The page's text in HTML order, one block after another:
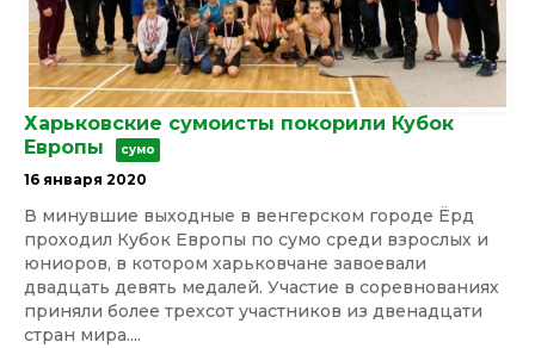
Харьковские сумоисты покорили Кубок
Европы
сумо
16 января 2020
В минувшие выходные в венгерском городе Ёрд
проходил Кубок Европы по сумо среди взрослых и
юниоров, в котором харьковчане завоевали
двадцать девять медалей. Участие в соревнованиях
приняли более трехсот участников из двенадцати
стран мира....